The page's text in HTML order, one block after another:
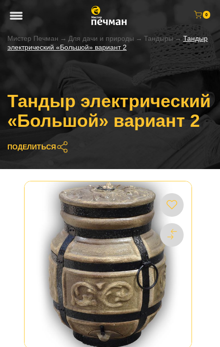
0
Мистер Печман → Для дачи и природы → Тандыры →Тандыр
электрический «Большой» вариант 2
Тандыр электрический
«Большой» вариант 2
ПОДЕЛИТЬСЯ